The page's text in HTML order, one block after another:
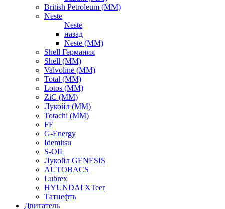
British Petroleum (ММ)
Neste
Neste
назад
Neste (ММ)
Shell Германия
Shell (ММ)
Valvoline (ММ)
Total (ММ)
Lotos (ММ)
ZiC (ММ)
Лукойл (ММ)
Totachi (MM)
FF
G-Energy
Idemitsu
S-OIL
Лукойл GENESIS
AUTOBACS
Lubrex
HYUNDAI XTeer
Татнефть
Двигатель